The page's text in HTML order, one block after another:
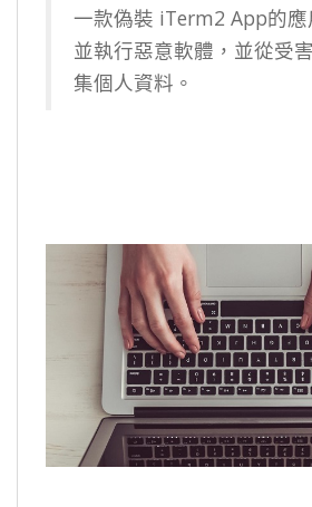
一款偽裝 iTerm2 App的
並執行惡意軟體，並從受
集個人資料。